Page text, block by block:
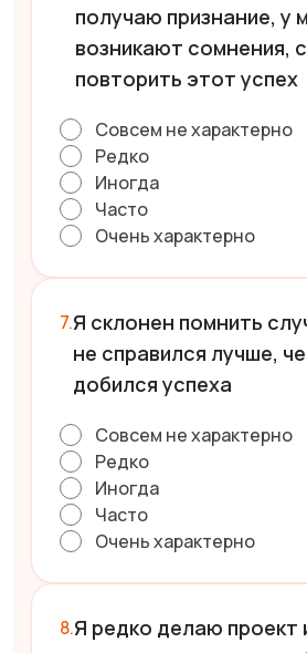
получаю признание, у
возникают сомнения,
повторить этот успех
Совсем не характерно
Редко
Иногда
Часто
Очень характерно
Я склонен помнить
не справился лучше,
добился успеха
Совсем не характерно
Редко
Иногда
Часто
Очень характерно
Я редко делаю проект